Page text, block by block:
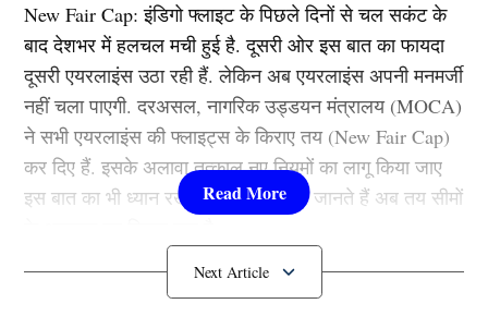
New Fair Cap: इंडिगो फ्लाइट के पिछले दिनों से चल सकंट के
बाद देशभर में हलचल मची हुई है. दूसरी ओर इस बात का फायदा
दूसरी एयरलाइंस उठा रही हैं. लेकिन अब एयरलाइंस अपनी मनमर्जी
नहीं चला पाएगी. दरअसल, नागरिक उड्डयन मंत्रालय (MOCA)
ने सभी एयरलाइंस की फ्लाइट्स के किराए तय (New Fair Cap)
कर दिए हैं. इसके अलावा तत्काल नए नियमों का लागू किया जाए
इस बात का भी ध्यान रखा गया है. चलिए तो जानते हैं अब तय सीमों
उड्डयन मंत्री ने क्या कहा?